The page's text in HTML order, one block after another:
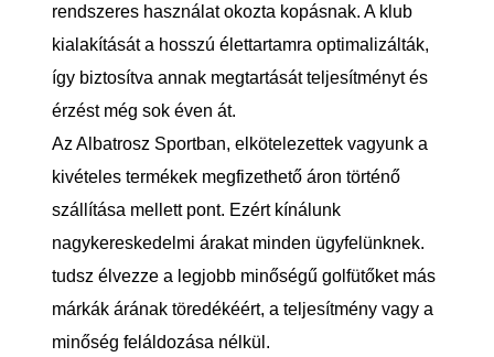
rendszeres használat okozta kopásnak. A klub
kialakítását a hosszú élettartamra optimalizálták,
így biztosítva annak megtartását teljesítményt és
érzést még sok éven át.
Az Albatrosz Sportban, elkötelezettek vagyunk a
kivételes termékek megfizethető áron történő
szállítása mellett pont. Ezért kínálunk
nagykereskedelmi árakat minden ügyfelünknek.
tudsz élvezze a legjobb minőségű golfütőket más
márkák árának töredékéért, a teljesítmény vagy a
minőség feláldozása nélkül.